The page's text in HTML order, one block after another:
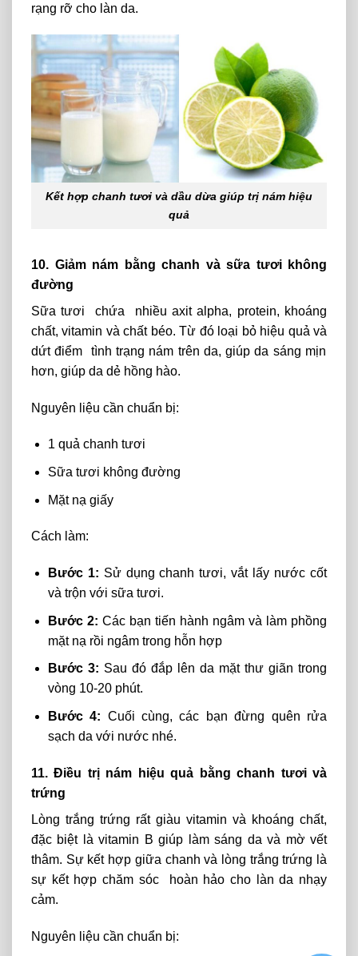
rạng rỡ cho làn da.
Kết hợp chanh tươi và dầu dừa giúp trị nám hiệu
quả
10. Giảm nám bằng chanh và sữa tươi không
đường
Sữa tươi chứa nhiều axit alpha, protein, khoáng
chất, vitamin và chất béo. Từ đóloại bỏ hiệu quả và
dứt điểm tình trạng nám trên da, giúp da sáng mịn
hơn, giúp da dẻ hồng hào.
Nguyên liệu cần chuẩn bị:
1 quả chanh tươi
Sữa tươi không đường
Mặt nạ giấy
Cách làm:
Bước 1: Sửdụng chanh tươi, vắt lấy nước cốt
và trộn với sữa tươi.
Bước 2: Các bạn tiến hành ngâm và làm phồng
mặt nạ rồi ngâm trong hỗn hợp
Bước 3: Sau đó đắp lên da mặt thư giãn trong
vòng 10-20 phút.
Bước 4: Cuối cùng, các bạn đừng quên rửa
sạch da với nước nhé.
11. Điều trị nám hiệu quả bằng chanh tươi và
trứng
Lòng trắng trứng rất giàu vitamin và khoáng chất,
đặc biệt là vitamin B giúp làmsáng da và mờ vết
thâm. Sự kết hợp giữa chanh và lòng trắng trứng là
sự kết hợp chăm sóc hoàn hảo cho làn da nhạy
cảm.
Nguyên liệu cần chuẩn bị: